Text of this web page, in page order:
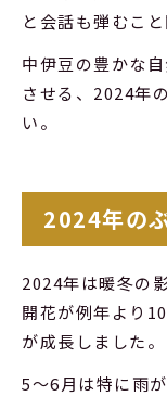
と会話も弾むこ
中伊豆の豊かな
させる、2024年
い。
2024年の
2024年は暖冬の
開花が例年より
が成長しました。
5～6月は特に雨